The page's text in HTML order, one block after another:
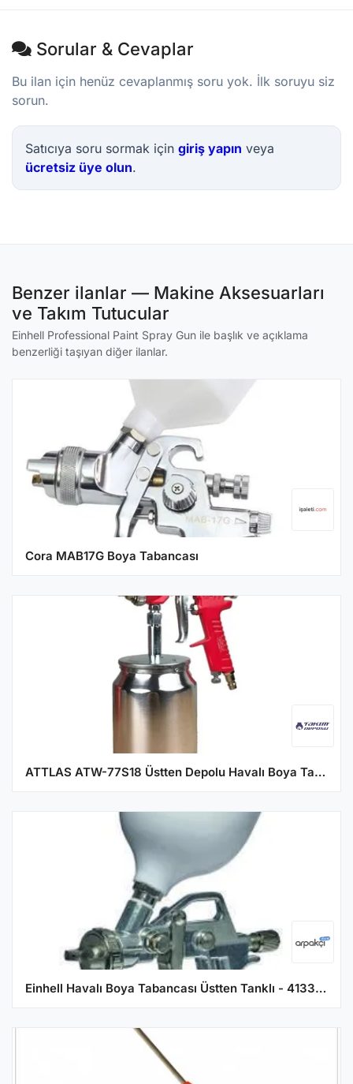
Sorular & Cevaplar
Bu ilan için henüz cevaplanmış soru yok. İlk soruyu siz
sorun.
Satıcıya soru sormak için giriş yapın veya
ücretsiz üye olun.
Benzer ilanlar — Makine Aksesuarları
ve Takım Tutucular
Einhell Professional Paint Spray Gun ile başlık ve açıklama
benzerliği taşıyan diğer ilanlar.
Cora MAB17G Boya Tabancası
ATTLAS ATW-77S18 Üstten Depolu Havalı Boya Tabancası 1.8 Nozul
Einhell Havalı Boya Tabancası Üstten Tanklı - 4133000